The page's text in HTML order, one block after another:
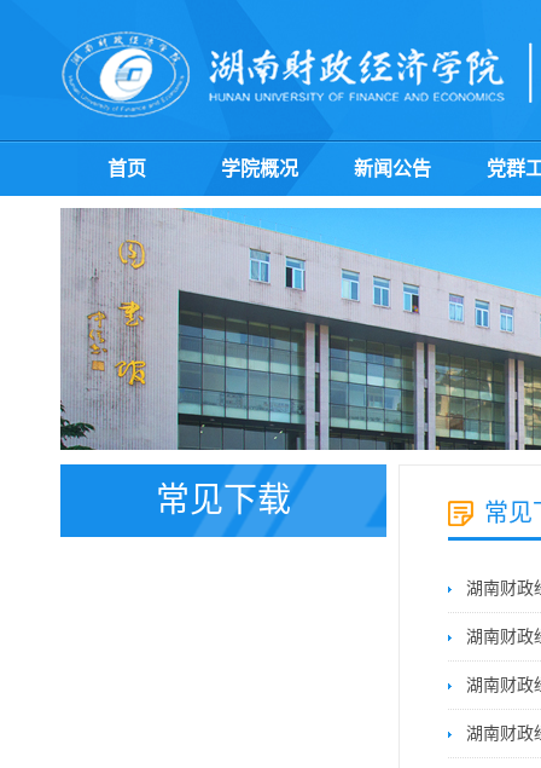
首页 学院概况 新闻公告 党群
常见下载 常见
湖南财政
湖南财政
湖南财政
湖南财政